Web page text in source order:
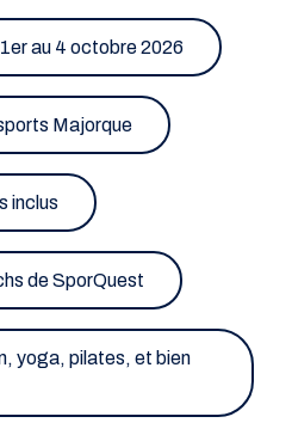
1er au 4 octobre 2026
Majorque
inclus
de SporQuest
yoga, pilates, et bien